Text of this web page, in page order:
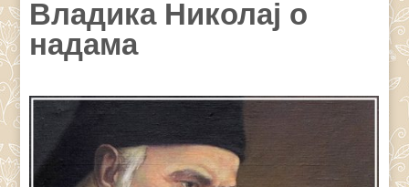
Владика Николај о
надама